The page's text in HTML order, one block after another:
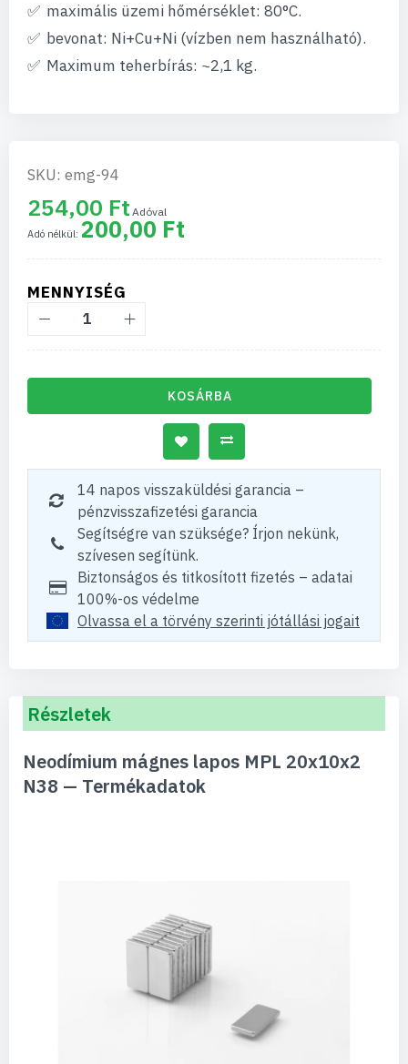
maximális üzemi hőmérséklet: 80°C.
bevonat: Ni+Cu+Ni (vízben nem használható).
Maximum teherbírás: ~2,1 kg.
SKU: emg-94
254,00 Ft
200,00 Ft
MENNYISÉG
KOSÁRBA
14 napos visszaküldési garancia –
pénzvisszafizetési garancia
Segítségre van szüksége? Írjon nekünk,
szívesen segítünk.
Biztonságos és titkosított fizetés – adatai
100%-os védelme
Olvassa el a törvény szerinti jótállási jogait
Részletek
Neodímium mágnes lapos MPL 20x10x2
N38 — Termékadatok